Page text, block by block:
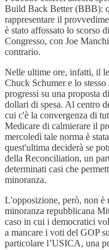
Build Back Better (BBB):
rappresentare il
è stato affossato lo scorso
Congresso, con Joe
contrario.
Nelle ultime ore, infatti, il
Chuck Schumer e lo
progressi su una proposta
dollari di spesa. Al centro
cui c'è la convergenza di
Medicare di calmierare il
mercoledì tale norma è
quest'ultima deciderà se
della Reconciliation, un
determinati casi che
minoranza.
L'opposizione, però, non è
minoranza repubblicana
caso in cui i democratici
a mancare i voti del GOP
particolare l’USICA, una